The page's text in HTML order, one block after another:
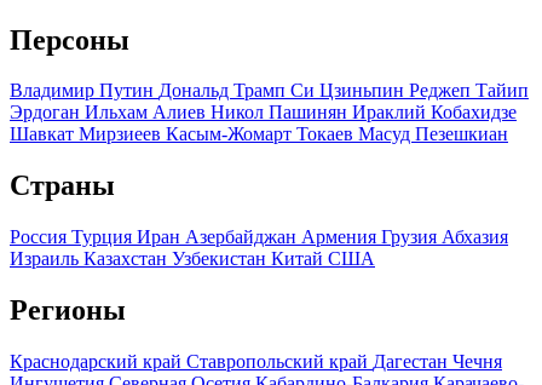
Персоны
Владимир Путин Дональд Трамп Си Цзиньпин Реджеп Тайип
Эрдоган Ильхам Алиев Никол Пашинян Ираклий Кобахидзе
Шавкат Мирзиеев Касым-Жомарт Токаев Масуд Пезешкиан
Страны
Россия Турция Иран Азербайджан Армения Грузия Абхазия
Израиль Казахстан Узбекистан Китай США
Регионы
Краснодарский край Ставропольский край Дагестан Чечня